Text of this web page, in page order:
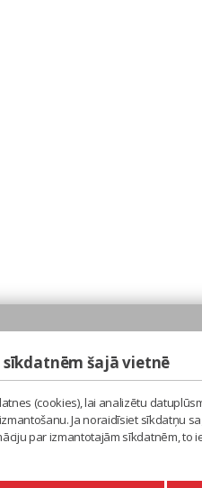
sīkdatnēm šajā vietnē
(cookies), lai analizētu
Ja noraidīsiet sīkdatņu
par izmantotajām sīkdatnēm,